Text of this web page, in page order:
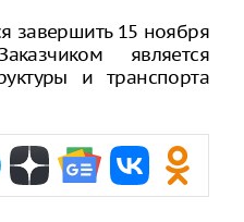
завершить 15 ноября
является
и транспорта